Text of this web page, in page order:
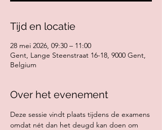
Tijd en locatie
28 mei 2026, 09:30 – 11:00
Gent, Lange Steenstraat 16-18, 9000 Gent,
Belgium
Over het evenement
Deze sessie vindt plaats tijdens de examens
omdat nét dan het deugd kan doen om